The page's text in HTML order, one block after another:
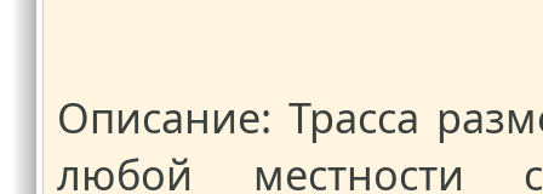
Описание: Трасса
любой местности